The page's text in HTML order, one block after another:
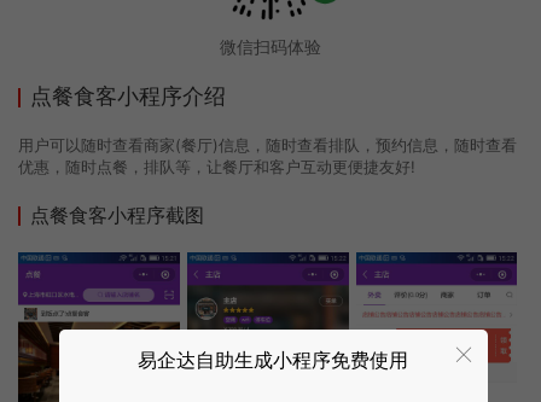
微信扫码体验
点餐食客小程序介绍
用户可以随时查看商家(餐厅)信息，随时查看排队，预约信息，随时查看
优惠，随时点餐，排队等，让餐厅和客户互动更便捷友好!
点餐食客小程序截图
易企达自助生成小程序免费使用